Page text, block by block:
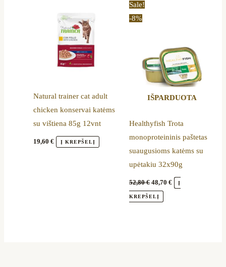
Natural trainer cat adult
chicken konservai katėms
su vištiena 85g 12vnt
19,60€ Į KREPŠELĮ
Sale!
-8%
IŠPARDUOTA
Healthyfish Trota
monoproteininis paštetas
suaugusioms katėms su
upėtakiu 32x90g
52,80€ 48,70 € Į
KREPŠELĮ